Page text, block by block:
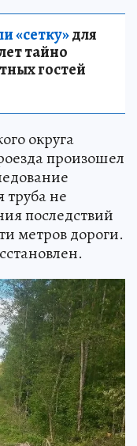
«сетку»для
тайно
гостей
округа
произошел
труба не
последствий
метров дороги.